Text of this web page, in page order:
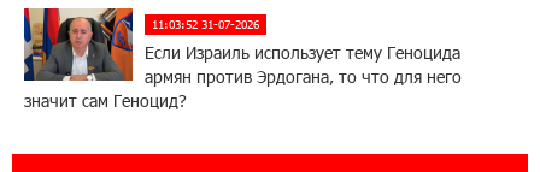
11:03:52 31-07-2026
Если Израиль использует тему Геноцида
армян против Эрдогана, то что для него
значит сам Геноцид?